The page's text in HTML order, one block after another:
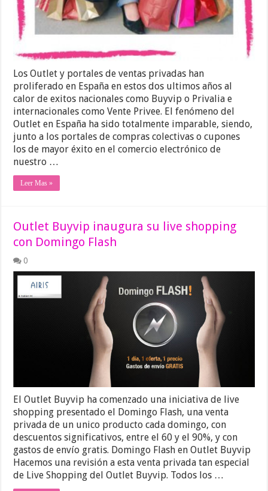
Los Outlet y portales de ventas privadas han
proliferado en España en estos dos ultimos años al
calor de exitos nacionales como Buyvip o Privalia e
internacionales como Vente Privee. El fenómeno del
Outlet en España ha sido totalmente imparable, siendo,
junto a los portales de compras colectivas o cupones
los de mayor éxito en el comercio electrónico de
nuestro …
Leer Mas »
Outlet Buyvip inaugura su live shopping
con Domingo Flash
0
El Outlet Buyvip ha comenzado una iniciativa de live
shopping presentado el Domingo Flash, una venta
privada de un unico producto cada domingo, con
descuentos significativos, entre el 60 y el 90%, y con
gastos de envío gratis. Domingo Flash en Outlet Buyvip
Hacemos una revisión a esta venta privada tan especial
de Live Shopping del Outlet Buyvip. Todos los …